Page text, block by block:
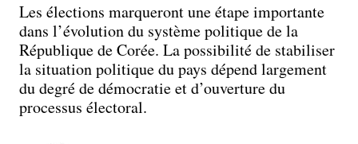
Les élections marqueront une étape importante
dans l’évolution du système politique de la
République de Corée. La possibilité de stabiliser
la situation politique du pays dépend largement
du degré de démocratie et d’ouverture du
processus électoral.